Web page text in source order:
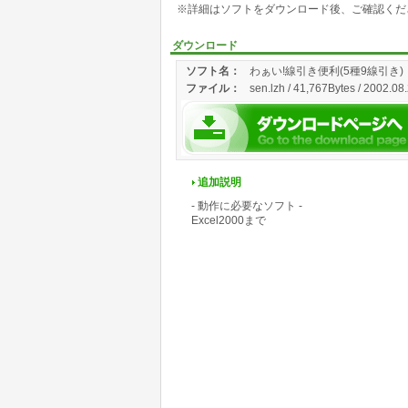
※詳細はソフトをダウンロード後、ご確認くだ
ダウンロード
ソフト名：
わぁい!線引き便利(5種9線引き)
ファイル：
sen.lzh / 41,767Bytes /
追加説明
- 動作に必要なソフト -
Excel2000まで